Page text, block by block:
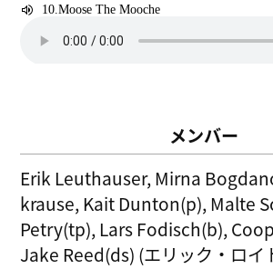
メンバー
Erik Leuthauser, Mirna
krause, Kait Dunton(p), Malte
Petry(tp), Lars Fodisch(b),
Jake Reed(ds) (エリック・ロイ